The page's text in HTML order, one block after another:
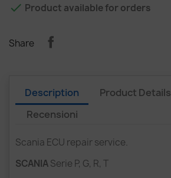
 Product available for orders
Share
Description
Product Details
Recensioni
Scania ECU repair service.
SCANIASerie P, G, R, T